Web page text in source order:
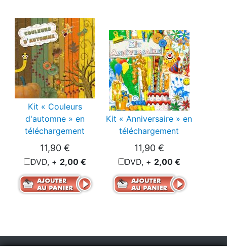
Kit « Couleurs
d'automne » en
téléchargement
11,90 €
DVD, + 2,00 €
Kit « Anniversaire » en
téléchargement
11,90 €
DVD, + 2,00 €